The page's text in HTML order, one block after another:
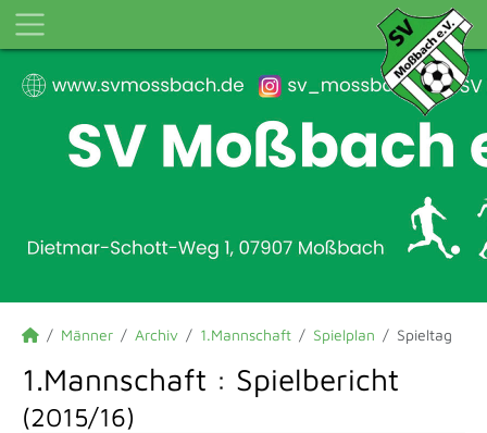
Männer Archiv 1.Mannschaft Spielplan Spieltag
1.Mannschaft : Spielbericht
(2015/16)